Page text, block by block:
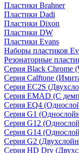
Пластики Brahner
Пластики Dadi
Пластики Dixon
Пластики DW
Пластики Evans
Наборы пластиков
Резонаторные
Серия Black Chrome
Серия Calftone
Серия EC2S
Серия EMAD (С
Серия EQ4
Серия G1
Серия G12
Серия G14
Серия G2
Серия HD Dry